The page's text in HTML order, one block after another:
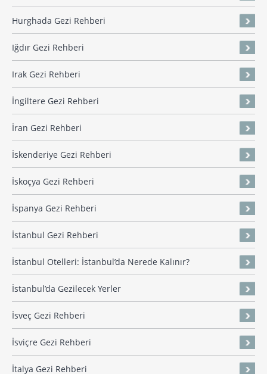
Hurghada Gezi Rehberi
Iğdır Gezi Rehberi
Irak Gezi Rehberi
İngiltere Gezi Rehberi
İran Gezi Rehberi
İskenderiye Gezi Rehberi
İskoçya Gezi Rehberi
İspanya Gezi Rehberi
İstanbul Gezi Rehberi
İstanbul Otelleri: İstanbul’da Nerede Kalınır?
İstanbul’da Gezilecek Yerler
İsveç Gezi Rehberi
İsviçre Gezi Rehberi
İtalya Gezi Rehberi